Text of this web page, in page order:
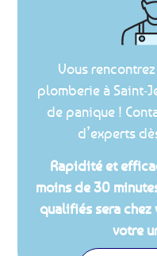
Vous
plomberie à Saint-
de panique !
d’experts
Rapidité et
moins de 30
qualifiés sera
votre